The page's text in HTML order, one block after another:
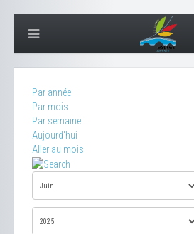
Par année
Par mois
Par semaine
Aujourd'hui
Aller au mois